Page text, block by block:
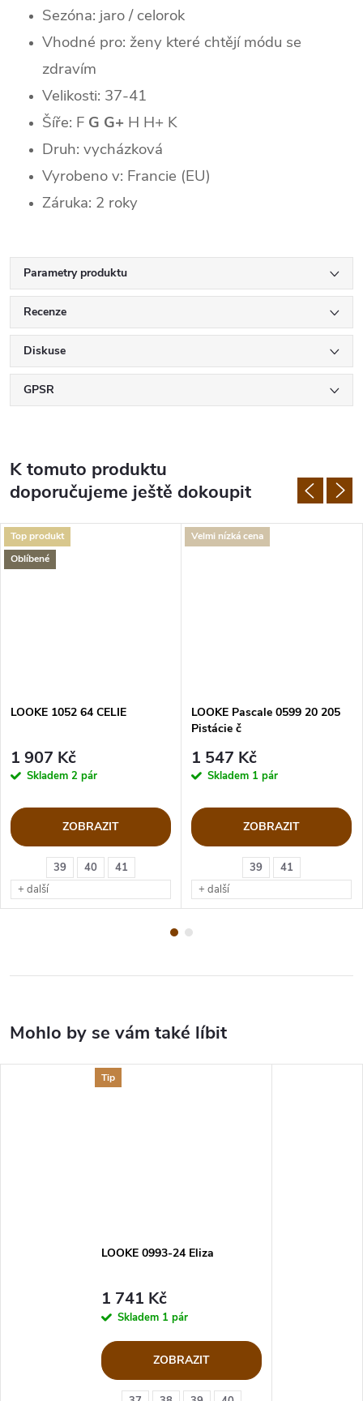
Sezóna: jaro / celorok
Vhodné pro: ženy které chtějí módu se
zdravím
Velikosti: 37-41
Šíře: F G G+ H H+ K
Druh: vycházková
Vyrobeno v: Francie (EU)
Záruka: 2 roky
Parametry produktu
Recenze
Diskuse
GPSR
K tomuto produktu
doporučujeme ještě dokoupit
Top produkt
Oblíbené
39 40
41
+ další
LOOKE 1052 64 CELIE
1 907 Kč
Skladem 2 pár
ZOBRAZIT
Velmi nízká cena
39
41
+ další
LOOKE Pascale 0599 20 205
Pistácie č
1 547 Kč
Skladem 1 pár
ZOBRAZIT
Tip
LOOKE 0993-24 Eliza
1 741 Kč
Skladem 1 pár
ZOBRAZIT